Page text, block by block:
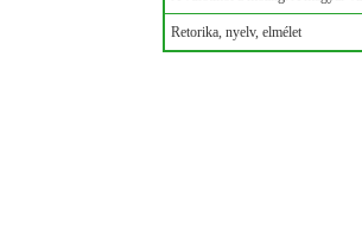
Retorika, nyelv, elmélet